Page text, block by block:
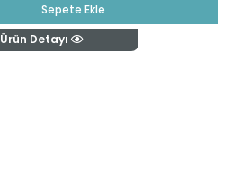
Sepete Ekle
Ürün Detayı